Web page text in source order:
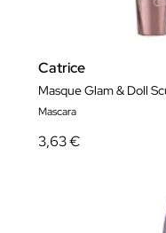
Catrice
Masque Glam & Doll
Mascara
3,63 €